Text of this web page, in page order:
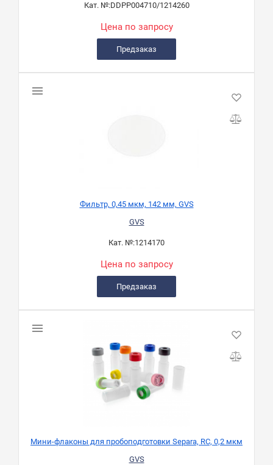
Кат. №:DDPP004710/1214260
Цена по запросу
Предзаказ
Фильтр, 0,45 мкм, 142 мм, GVS
GVS
Кат. №:1214170
Цена по запросу
Предзаказ
Мини-флаконы для пробоподготовки Separa, RC, 0,2 мкм
GVS